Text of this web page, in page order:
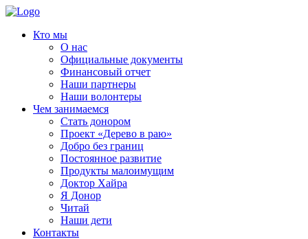
Кто мы
О нас
Официальные документы
Финансовый отчет
Наши партнеры
Наши волонтеры
Чем занимаемся
Стать донором
Проект «Дерево в раю»
Добро без границ
Постоянное развитие
Продукты малоимущим
Доктор Хайра
Я Донор
Читай
Наши дети
Контакты